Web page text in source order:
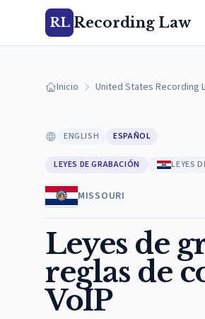
RL Recording Law
Inicio United States Recording
ENGLISH ESPAÑOL
LEYES DE GRABACIÓN LEYES
MISSOURI
Leyes de
reglas de
VoIP